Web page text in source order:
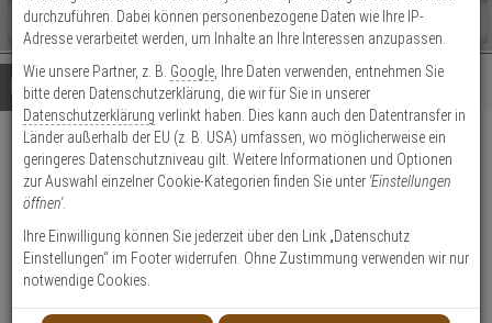
Shop
durchsuchen
Bitte
geben
Sie
mindestens
Zeichen
ein,
um
Suche
Es
wurde
noch
Kategorien
Suche
gestartet
Details Beratung
HIKVision DS-1240ZJ
Deckenbefestigung abgeschrägt
Produktmerkmale
Datenblatt drucken
durchzuführen. Dabei können personenbezogene Daten wie Ihre IP-
Adresse verarbeitet werden, um Inhalte an Ihre Interessen anzupassen.
Wie unsere Partner, z. B. Google , Ihre Daten verwenden, entnehmen Sie
bitte deren Datenschutzerklärung, die wir für Sie in unserer
Datenschutzerklärung verlinkt haben. Dies kann auch den Datentransfer in
Länder außerhalb der EU (z. B. USA) umfassen, wo möglicherweise ein
geringeres Datenschutzniveau gilt. Weitere Informationen und Optionen
zur Auswahl einzelner Cookie-Kategorien finden Sie unter 'Einstellungen
öffnen'.
Ihre Einwilligung können Sie jederzeit über den Link „Datenschutz
Einstellungen“ im Footer widerrufen. Ohne Zustimmung verwenden wir nur
notwendige Cookies.